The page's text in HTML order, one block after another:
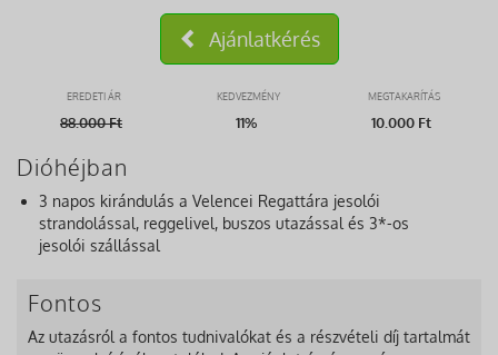
Ajánlatkérés
EREDETI ÁR KEDVEZMÉNY MEGTAKARÍTÁS
88.000Ft 11% 10.000 Ft
Dióhéjban
3 napos kirándulás a Velencei Regattára jesolói
strandolással, reggelivel, buszos utazással és 3*-os
jesolói szállással
Fontos
Az utazásról a fontos tudnivalókat és a részvételi díj tartalmát